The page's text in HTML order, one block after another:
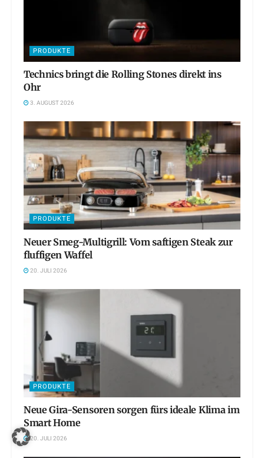
PRODUKTE
Technics bringt die Rolling Stones direkt ins
Ohr
3. AUGUST 2026
PRODUKTE
Neuer Smeg-Multigrill: Vom saftigen Steak zur
fluffigen Waffel
20. JULI 2026
PRODUKTE
Neue Gira-Sensoren sorgen fürs ideale Klima im
Smart Home
20. JULI 2026